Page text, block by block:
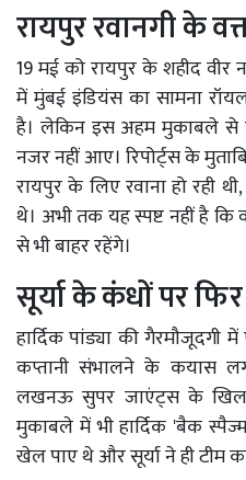
रायपुर रवानगी के
19 मई को रायपुर के शहीद वीर
में मुंबई इंडियंस का सामना
है। लेकिन इस अहम मुकाबले से
नजर नहीं आए। रिपोर्ट्स के
रायपुर के लिए रवाना हो रही
थे। अभी तक यह स्पष्ट नहीं है
से भी बाहर रहेंगे।
सूर्या के कंधों पर
हार्दिक पांड्या की
कप्तानी संभालने के कयास
लखनऊ सुपर जाएंट्स के
मुकाबले में भी हार्दिक 'बैक
खेल पाए थे और सूर्या ने ही टीम